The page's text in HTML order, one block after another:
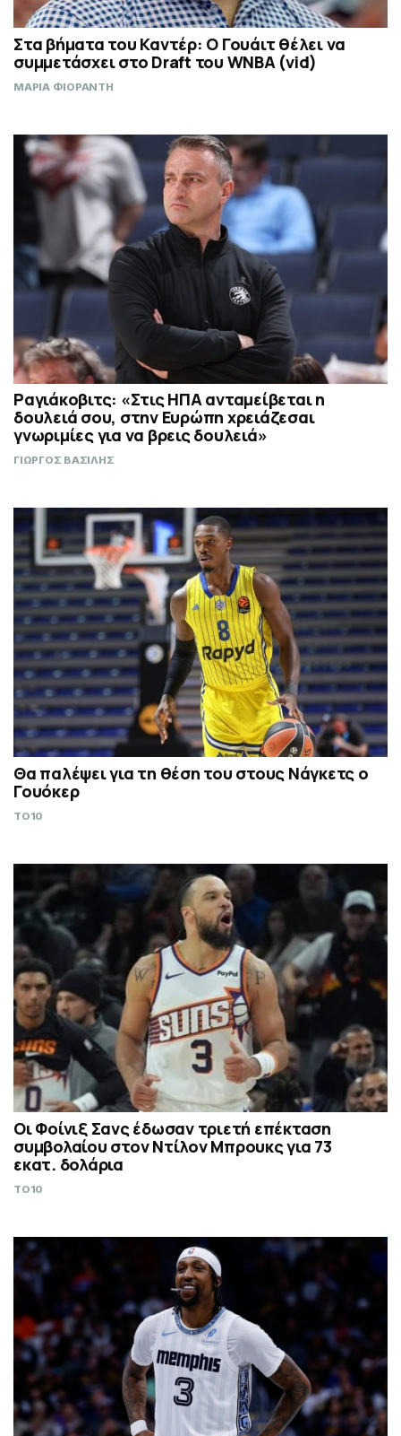
Στα βήματα του Καντέρ: Ο Γουάιτ θέλει να
συμμετάσχει στο Draft του WNBA (vid)
ΜΑΡΙΑ ΦΙΟΡΑΝΤΗ
Ραγιάκοβιτς: «Στις ΗΠΑ ανταμείβεται η
δουλειά σου, στην Ευρώπη χρειάζεσαι
γνωριμίες για να βρεις δουλειά»
ΓΙΩΡΓΟΣ ΒΑΣΙΛΗΣ
Θα παλέψει για τη θέση του στους Νάγκετς ο
Γουόκερ
TO10
Οι Φοίνιξ Σανς έδωσαν τριετή επέκταση
συμβολαίου στον Ντίλον Μπρουκς για 73
εκατ. δολάρια
TO10